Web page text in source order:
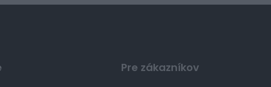
Pre zákazníkov